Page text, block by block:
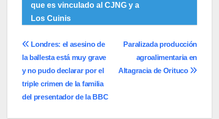
que es vinculado al CJNG y a
Los Cuinis
Navegación
de
entradas
Paralizada producción
agroalimentaria en
Altagracia de Orituco
Londres: el asesino de
la ballesta está muy grave
y no pudo declarar por el
triple crimen de la familia
del presentador de la BBC